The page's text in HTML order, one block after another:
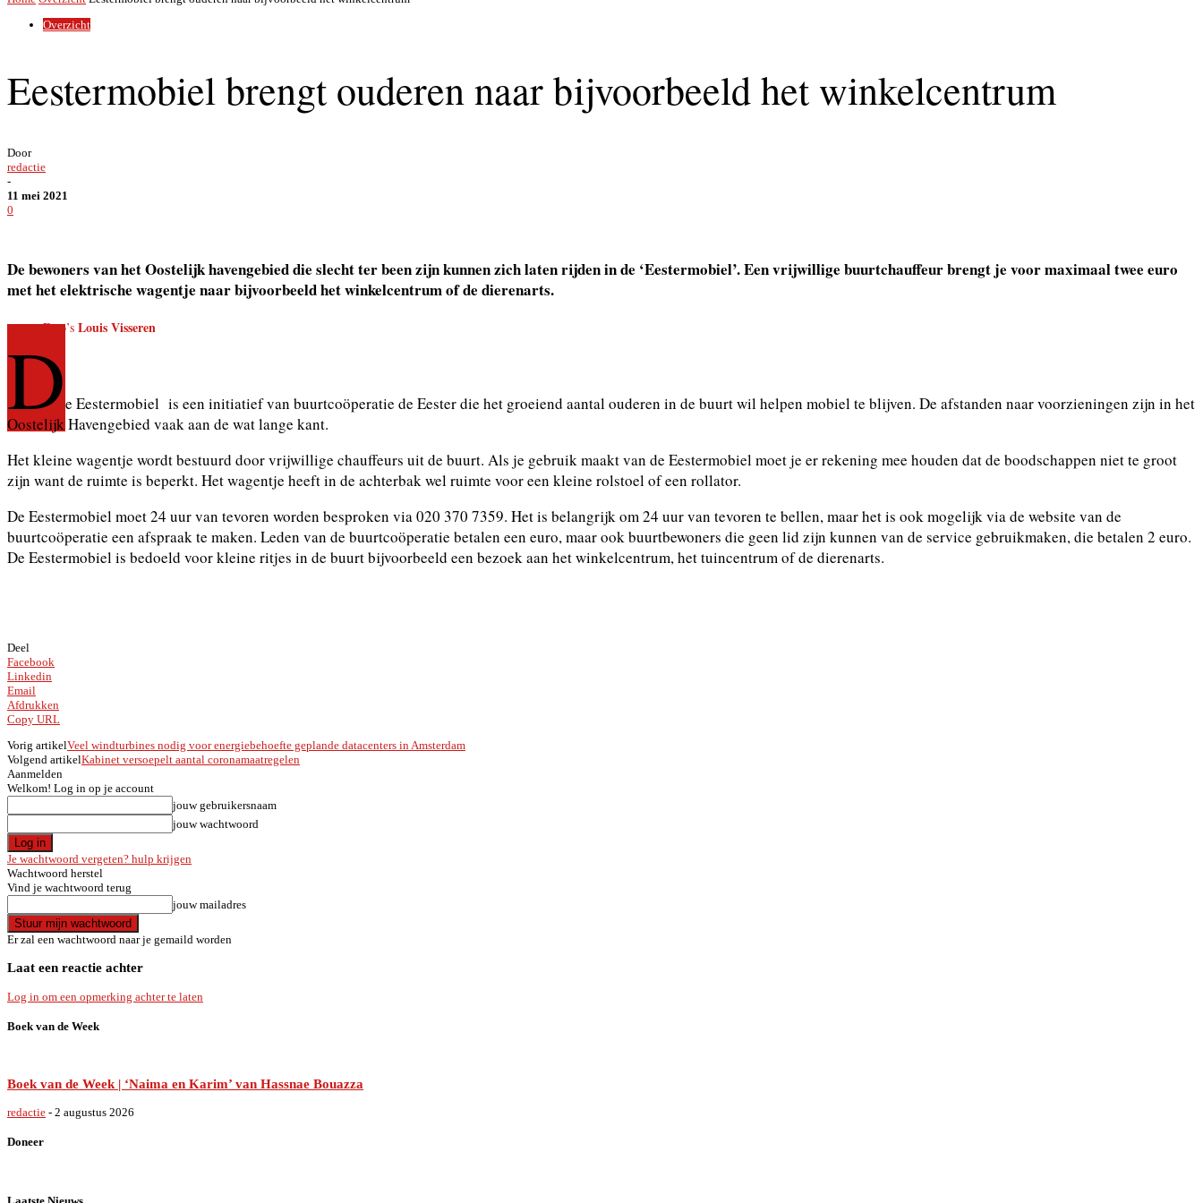
Overzicht
Eestermobiel brengt ouderen naar bijvoorbeeld het winkelcentrum
Door
redactie
-
11 mei 2021
0
De bewoners van het Oostelijk havengebied die slecht ter been zijn kunnen zich laten rijden in de ‘Eestermobiel’. Een vrijwillige buurtchauffeur brengt je voor maximaal twee euro
met het elektrische wagentje naar bijvoorbeeld het winkelcentrum of de dierenarts.
Foto’s Louis Visseren
De Eestermobiel is een initiatief van buurtcoöperatie de Eester die het groeiend aantal ouderen in de buurt wil helpen mobiel te blijven. De afstanden naar voorzieningen zijn in het
Oostelijk Havengebied vaak aan de wat lange kant.
Het kleine wagentje wordt bestuurd door vrijwillige chauffeurs uit de buurt. Als je gebruik maakt van de Eestermobiel moet je er rekening mee houden dat de boodschappen niet te groot
zijn want de ruimte is beperkt. Het wagentje heeft in de achterbak wel ruimte voor een kleine rolstoel of een rollator.
De Eestermobiel moet 24 uur van tevoren worden besproken via 020 370 7359. Het is belangrijk om 24 uur van tevoren te bellen, maar het is ook mogelijk via de website van de
buurtcoöperatie een afspraak te maken. Leden van de buurtcoöperatie betalen een euro, maar ook buurtbewoners die geen lid zijn kunnen van de service gebruikmaken, die betalen 2 euro.
De Eestermobiel is bedoeld voor kleine ritjes in de buurt bijvoorbeeld een bezoek aan het winkelcentrum, het tuincentrum of de dierenarts.
Deel
Facebook
Linkedin
Email
Afdrukken
Copy URL
Vorig artikelVeel windturbines nodig voor energiebehoefte geplande datacenters in Amsterdam
Volgend artikelKabinet versoepelt aantal coronamaatregelen
Aanmelden
Welkom! Log in op je account
jouw gebruikersnaam
jouw wachtwoord
Je wachtwoord vergeten? hulp krijgen
Wachtwoord herstel
Vind je wachtwoord terug
jouw mailadres
Er zal een wachtwoord naar je gemaild worden
Laat een reactie achter
Log in om een opmerking achter te laten
Boek van de Week
Boek van de Week | ‘Naima en Karim’ van Hassnae Bouazza
redactie - 2 augustus 2026
Doneer